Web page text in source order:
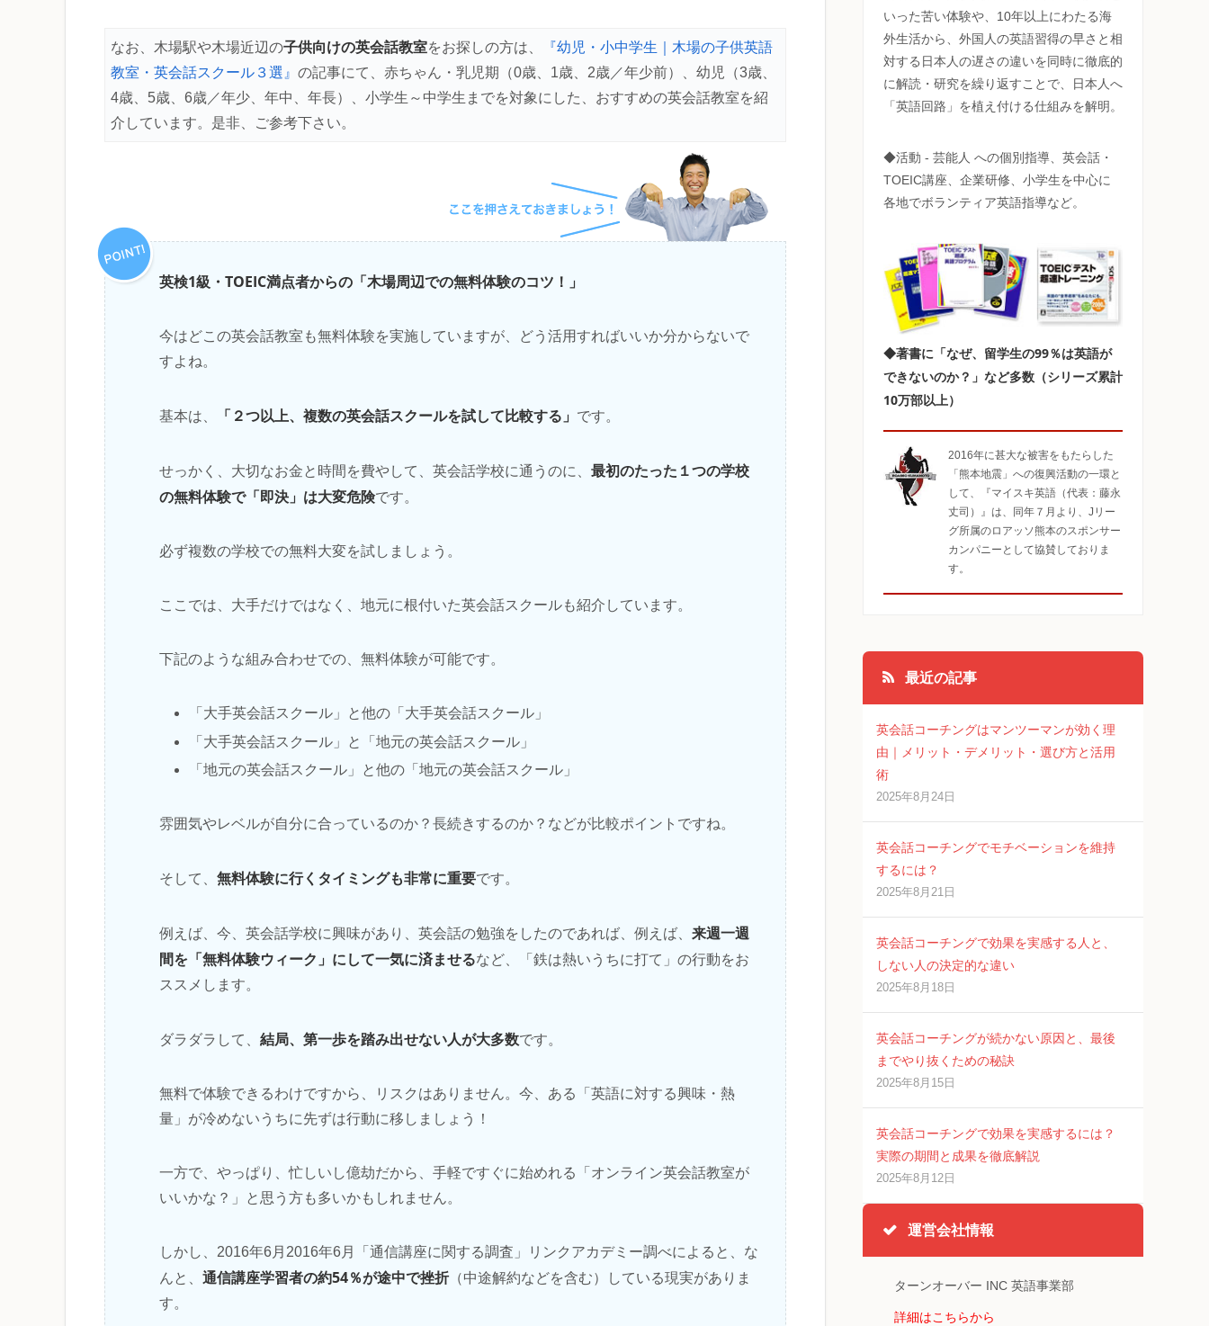
なお、木場駅や木場近辺の子供向けの英会話教室をお探しの方は、
『幼児・小中学生｜木場の子供英語
教室・英会話スクール３選』 の記事にて、赤ちゃん・乳児期（0歳、1歳、2歳／年少前）、幼児（3歳、
4歳、5歳、6歳／年少、年中、年長）、小学生～中学生までを対象にした、おすすめの英会話教室を紹
介しています。是非、ご参考下さい。
英検1級・TOEIC満点者からの「木場周辺での無料体験のコツ！」
今はどこの英会話教室も無料体験を実施していますが、どう活用すればいいか分からないで
すよね。
基本は、 「２つ以上、複数の英会話スクールを試して比較する」 です。
せっかく、大切なお金と時間を費やして、英会話学校に通うのに、 最初のたった１つの学校
の無料体験で「即決」は大変危険です。
必ず複数の学校での無料大変を試しましょう。
ここでは、大手だけではなく、地元に根付いた英会話スクールも紹介しています。
下記のような組み合わせでの、無料体験が可能です。
「大手英会話スクール」と他の「大手英会話スクール」
「大手英会話スクール」と「地元の英会話スクール」
「地元の英会話スクール」と他の「地元の英会話スクール」
雰囲気やレベルが自分に合っているのか？長続きするのか？などが比較ポイントですね。
そして、 無料体験に行くタイミングも非常に重要です。
例えば、今、英会話学校に興味があり、英会話の勉強をしたのであれば、例えば、 来週一週
間を「無料体験ウィーク」にして一気に済ませるなど、「鉄は熱いうちに打て」の行動をお
ススメします。
ダラダラして、 結局、第一歩を踏み出せない人が大多数です。
無料で体験できるわけですから、リスクはありません。今、ある「英語に対する興味・熱
量」が冷めないうちに先ずは行動に移しましょう！
一方で、やっぱり、忙しいし億劫だから、手軽ですぐに始めれる「オンライン英会話教室が
いいかな？」と思う方も多いかもしれません。
しかし、2016年6月2016年6月「通信講座に関する調査」リンクアカデミー調べによると、な
んと、 通信講座学習者の約54％が途中で挫折 （中途解約などを含む）している現実がありま
す。
いった苦い体験や、10年以上にわたる海
外生活から、外国人の英語習得の早さと相
対する日本人の遅さの違いを同時に徹底的
に解読・研究を繰り返すことで、日本人へ
「英語回路」を植え付ける仕組みを解明。
◆活動 - 芸能人 への個別指導、英会話・
TOEIC講座、企業研修、小学生を中心に
各地でボランティア英語指導など。
◆著書に「なぜ、留学生の99％は英語が
できないのか？」など多数（シリーズ累計
10万部以上）
2016年に甚大な被害をもたらした
「熊本地震」への復興活動の一環と
して、『マイスキ英語（代表：藤永
丈司）』は、同年７月より、Jリー
グ所属のロアッソ熊本のスポンサー
カンパニーとして協賛しておりま
す。
最近の記事
英会話コーチングはマンツーマンが効く理
由｜メリット・デメリット・選び方と活用
術
2025年8月24日
英会話コーチングでモチベーションを維持
するには？
2025年8月21日
英会話コーチングで効果を実感する人と、
しない人の決定的な違い
2025年8月18日
英会話コーチングが続かない原因と、最後
までやり抜くための秘訣
2025年8月15日
英会話コーチングで効果を実感するには？
実際の期間と成果を徹底解説
2025年8月12日
運営会社情報
ターンオーバー INC 英語事業部
詳細はこちらから